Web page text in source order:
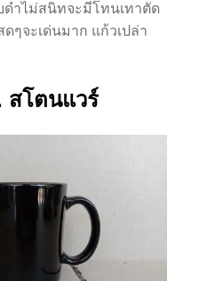
ำไม่สนิทจะมีโทนเทาตัด
ๆจะเด่นมาก แก้วเปล่า
สโตนแวร์